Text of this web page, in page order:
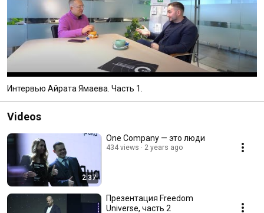
Интервью Айрата Ямаева. Часть 1.
Videos
2:37
One Company — это люди
434 views 2 years ago
Презентация Freedom
Universe, часть 2